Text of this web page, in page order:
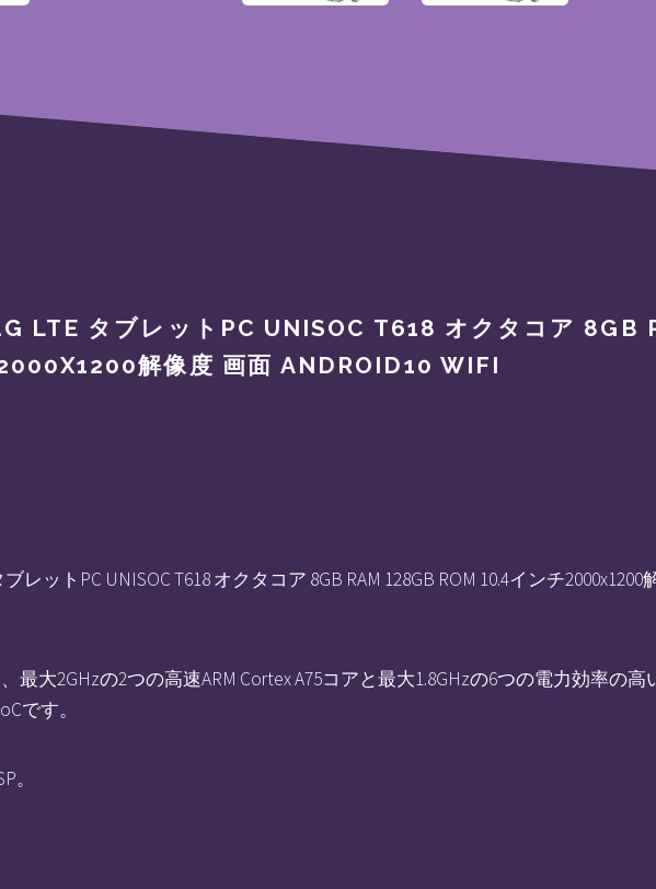
LTE タブレットPC UNISOC T618 オクタコア 8GB
解像度 画面 ANDROID10 WIFI
レットPC UNISOC T618 オクタコア 8GB RAM 128GB ROM 10.4インチ2000x1200
最大2GHzの2つの高速ARM Cortex A75コアと最大1.8GHzの6つの電力効率の高
です。
。